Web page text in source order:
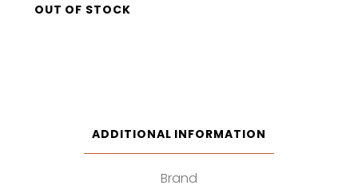
OUT OF STOCK
ADDITIONAL INFORMATION
Brand